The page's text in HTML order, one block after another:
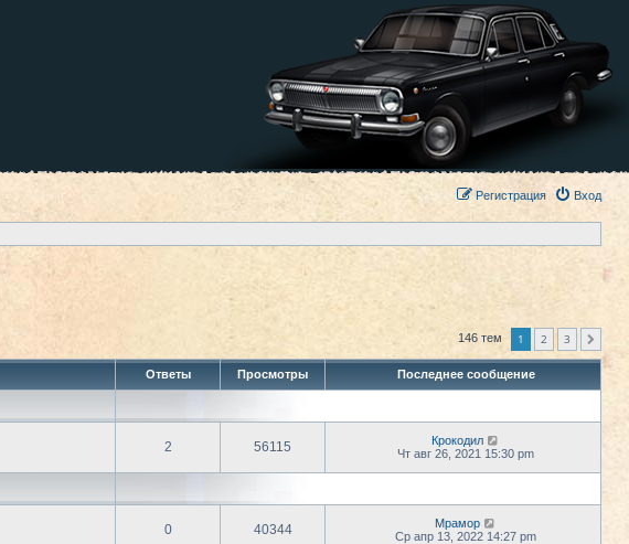
Вход
Регистрация
146 тем 1 2 3
Ответы Просмотры Последнее сообщение
2 56115
Крокодил
Чт авг 26, 2021 15:30 pm
0 40344
Мрамор
Ср апр 13, 2022 14:27 pm